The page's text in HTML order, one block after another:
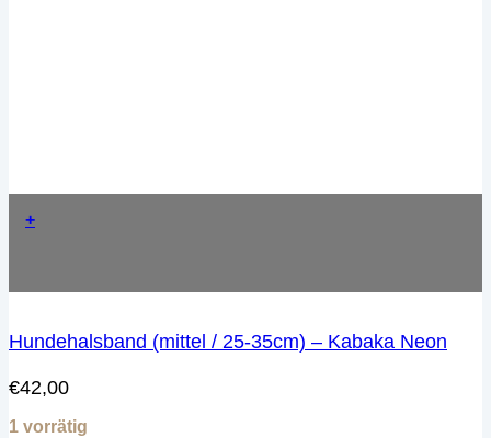
+
Hundehalsband (mittel / 25-35cm) – Kabaka Neon
€42,00
1 vorrätig